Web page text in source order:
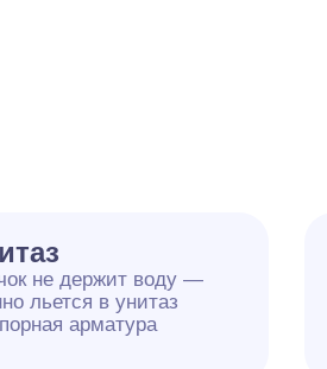
не держит воду —
льется в унитаз
арматура